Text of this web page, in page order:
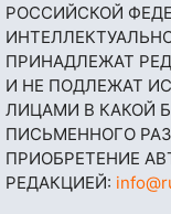
РОССИЙСКОЙ
ПРИНАДЛЕЖАТ
И НЕ ПОДЛЕЖАТ
ЛИЦАМИ В КАКОЙ
ПИСЬМЕННОГО
ПРИОБРЕТЕНИЕ
РЕДАКЦИЕЙ: